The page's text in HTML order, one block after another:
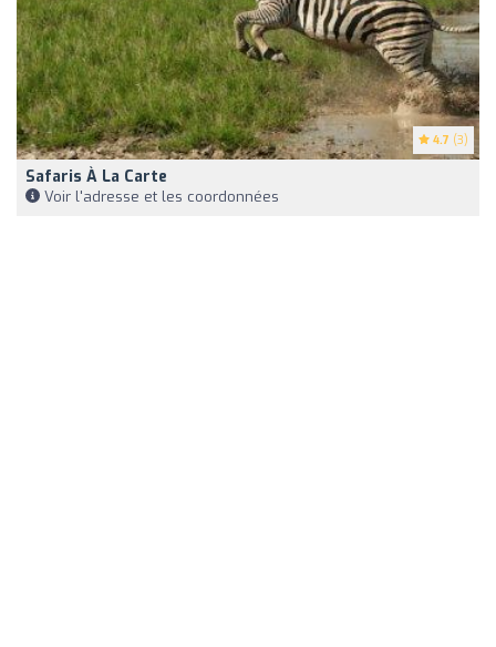
4.7 (3)
Safaris À La Carte
Voir l'adresse et les coordonnées